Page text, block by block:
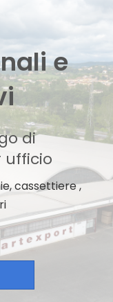
e
di
cassettiere ,